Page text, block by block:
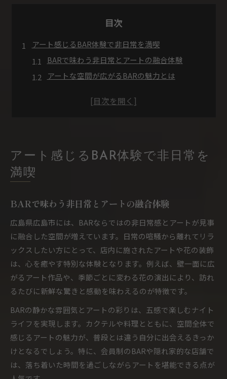
目次
アート感じるBAR体験で非日常を満喫
BARで味わう非日常とアートの融合体験
アートな空間が広がるBARの魅力とは
BARとアートの相乗効果で心が躍る理由
BARアートが叶える癒しの空間演出に注目
BARでアートに触れる至福の時間の楽しみ方
美しいアートが彩るBARの癒し空間とは何か
五感を刺激するBARで花とアートを楽しむ方法
花とアートが彩るBARで五感を満たす体験
BARで楽しむ花アートの最新トレンド紹介
BAR空間で五感が喜ぶ花とアートの共演
花の演出が魅力のBARアートで癒しを実感
BARで味わう花アート体験の魅力を解説
夜の贅沢を味わうBAR×アートの魅力探訪
BARとアートで過ごす贅沢な夜の楽しみ方
夜のBARで出会うアート空間の魅力に迫る
アート感じるBAR体験で非日常を
満喫
BARで味わう非日常とアートの融合体験
広島県広島市には、BARならではの非日常感とアートが見事
に融合した空間が増えています。日常の喧騒から離れてリラ
ックスしたい方にとって、店内に施されたアートや花の装飾
は、心を癒やす特別な体験となります。例えば、壁一面に広
がるアート作品や、季節ごとに変わる花の演出により、訪れ
るたびに新鮮な驚きと感動を味わえるのが特徴です。
BARの静かな雰囲気とアートの彩りは、五感で楽しむナイト
ライフを実現します。カクテルや料理とともに、空間全体で
感じるアートの魅力が、普段とは違う自分に出会えるきっか
けとなるでしょう。特に、会員制のBARや隠れ家的な店舗で
は、落ち着いた時間を過ごしながらアートを堪能できる点が